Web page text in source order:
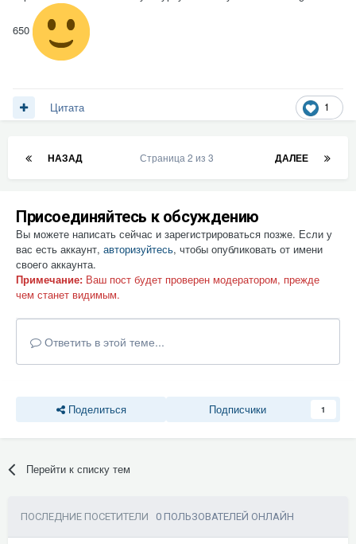
650
1
Цитата
НАЗАД ДАЛЕЕ
Страница 2 из 3
Присоединяйтесь к обсуждению
Вы можете написать сейчас и зарегистрироваться позже. Если у
вас есть аккаунт, авторизуйтесь, чтобы опубликовать от имени
своего аккаунта.
Примечание: Ваш пост будет проверен модератором, прежде
чем станет видимым.
Ответить в этой теме...
Поделиться Подписчики 1
Перейти к списку тем
ПОСЛЕДНИЕ ПОСЕТИТЕЛИ 0 ПОЛЬЗОВАТЕЛЕЙ ОНЛАЙН